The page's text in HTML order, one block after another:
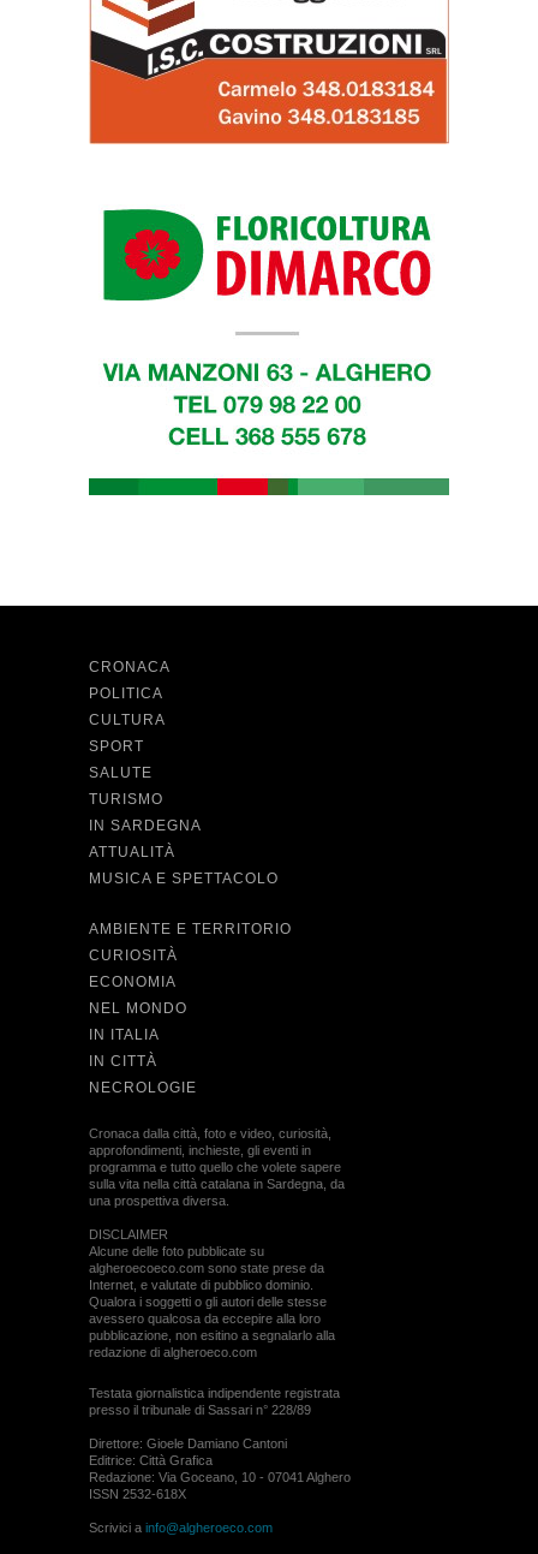
CRONACA
POLITICA
CULTURA
SPORT
SALUTE
TURISMO
IN SARDEGNA
ATTUALITÀ
MUSICA E SPETTACOLO
AMBIENTE E TERRITORIO
CURIOSITÀ
ECONOMIA
NEL MONDO
IN ITALIA
IN CITTÀ
NECROLOGIE
Cronaca dalla città, foto e video, curiosità,
approfondimenti, inchieste, gli eventi in
programma e tutto quello che volete sapere
sulla vita nella città catalana in Sardegna, da
una prospettiva diversa.
DISCLAIMER
Alcune delle foto pubblicate su
algheroecoeco.com sono state prese da
Internet, e valutate di pubblico dominio.
Qualora i soggetti o gli autori delle stesse
avessero qualcosa da eccepire alla loro
pubblicazione, non esitino a segnalarlo alla
redazione di algheroeco.com
Testata giornalistica indipendente registrata
presso il tribunale di Sassari n° 228/89
Direttore: Gioele Damiano Cantoni
Editrice: Città Grafica
Redazione: Via Goceano, 10 - 07041 Alghero
ISSN 2532-618X
Scrivici a info@algheroeco.com